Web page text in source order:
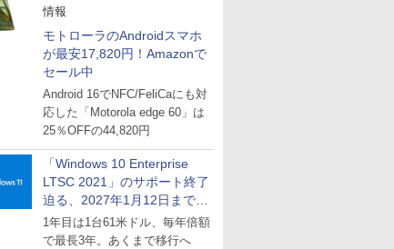
情報
モトローラのAndroidスマホ
が最安17,820円！Amazonで
セール中
Android 16でNFC/FeliCaにも対
応した「Motorola edge 60」は
25％OFFの44,820円
「Windows 10 Enterprise
LTSC 2021」のサポート終了
迫る、2027年1月12日まで
～ESUは9月1日から販売
1年目は1台61米ドル、毎年倍額
で最長3年。あくまで移行へ